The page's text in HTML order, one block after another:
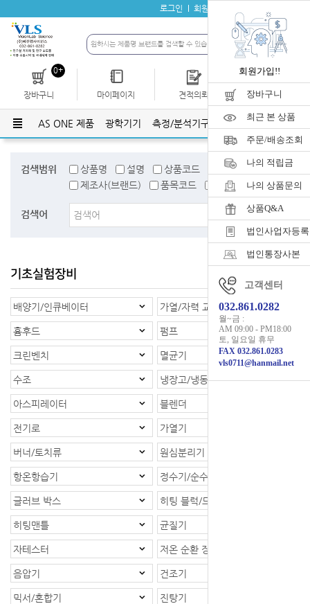
로그인 회원가입
0+
장바구니 마이페이지 견적의뢰 개인결제
AS ONE 제품 광학기기 측정/분석기구 유리기구 플라스틱
검색범위 상품명 설명 상품코드
검색어태그
제조사(브랜드)
품목코드 품목명
검색어
기초실험장비
배양기/인큐베이터 가열/자력 교반기
흄후드 펌프
크린벤치 멸균기
수조 냉장고/냉동고
아스피레이터 블렌더
전기로 가열기
버너/토치류 원심분리기
항온항습기 정수기/순수제조장치
글러브 박스 히팅 블럭/드라이베스
히팅맨틀 균질기
자테스터 저온 순환 장치
음압기 건조기
믹서/혼합기 진탕기
회원가입!!
장바구니
최근 본 상품
주문/배송조회
나의 적립금
나의 상품문의
상품Q&A
법인사업자등
법인통장사본
고객센터
032.861.0282
월~금 :
AM 09:00 - PM18:00
토, 일요일 휴무
FAX 032.861.0283
vls0711@hanmail.net